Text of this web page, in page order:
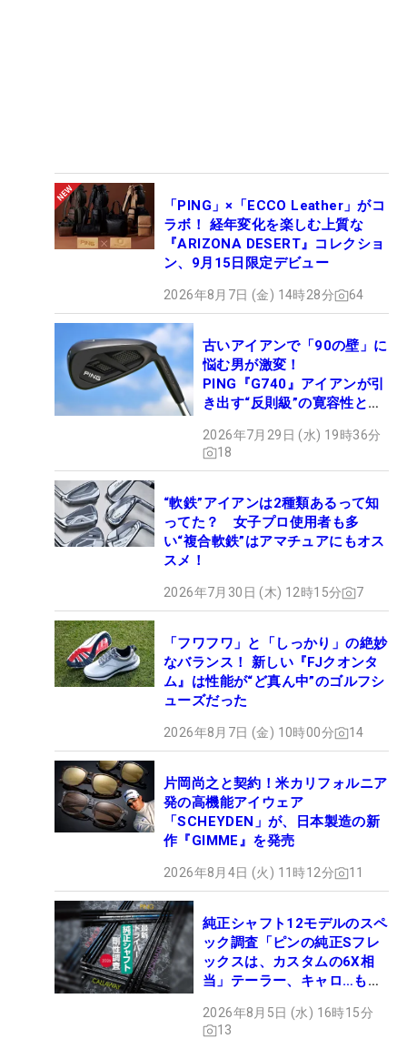
「PING」×「ECCO Leather」がコ
ラボ！ 経年変化を楽しむ上質な
『ARIZONA DESERT』コレクショ
ン、9月15日限定デビュー
2026年8月7日 (金) 14時28分 64
古いアイアンで「90の壁」に
悩む男が激変！
PING『G740』アイアンが引
き出す“反則級”の寛容性と飛
2026年7月29日 (水) 19時36分
18
“軟鉄”アイアンは2種類あるって知
ってた？ 女子プロ使用者も多
い“複合軟鉄”はアマチュアにもオス
スメ！
2026年7月30日 (木) 12時15分 7
「フワフワ」と「しっかり」の絶妙
なバランス！ 新しい『FJクオンタ
ム』は性能が“ど真ん中”のゴルフシ
ューズだった
2026年8月7日 (金) 10時00分 14
片岡尚之と契約！米カリフォルニア
発の高機能アイウェア
「SCHEYDEN」が、日本製造の新
作『GIMME』を発売
2026年8月4日 (火) 11時12分 11
純正シャフト12モデルのスペ
ック調査「ピンの純正Sフレ
ックスは、カスタムの6X相
当」テーラー、キャロ…もチ
2026年8月5日 (水) 16時15分
13